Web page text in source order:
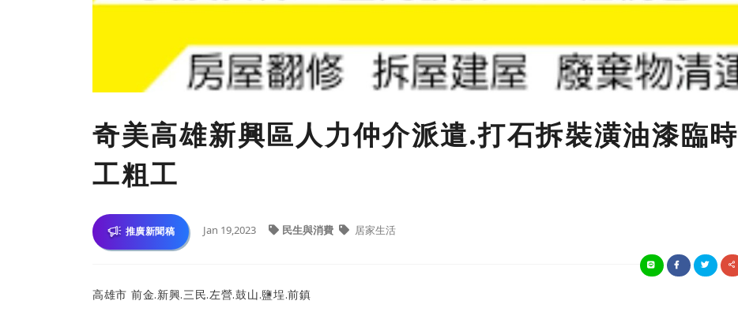
奇美高雄新興區人力仲介派遣.打石拆裝潢油漆臨時
工粗工
推廣新聞稿 Jan 19,2023 民生與消費 居家生活
高雄市 前金.新興.三民.左營.鼓山.鹽埕.前鎮